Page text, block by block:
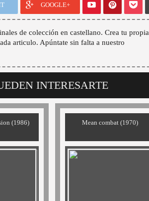
GOOGLE+
de colección en castellano. Crea tu propia
articulo. Apúntate sin falta a nuestro
INTERESARTE
(1986) Mean combat (1970)